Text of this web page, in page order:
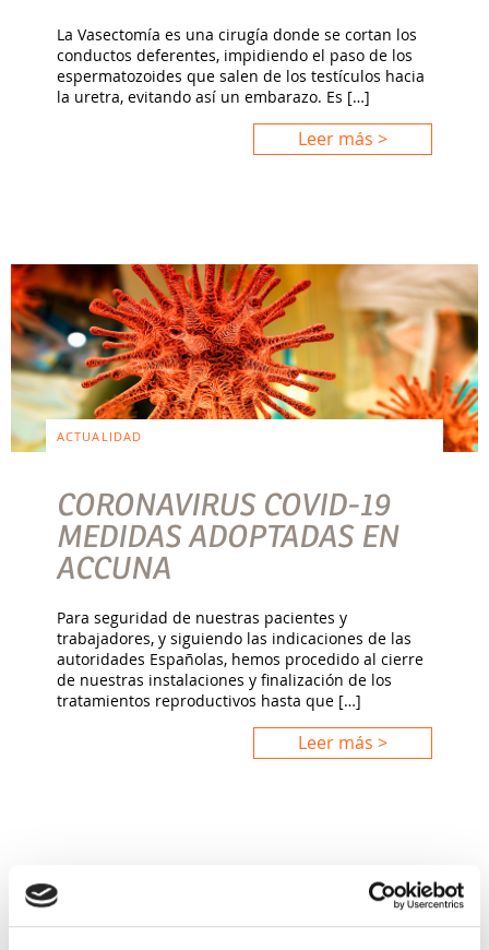
La Vasectomía es una cirugía donde se cortan los
conductos deferentes, impidiendo el paso de los
espermatozoides que salen de los testículos hacia
la uretra, evitando así un embarazo. Es […]
Leer más >
ACTUALIDAD
CORONAVIRUS COVID-19
MEDIDAS ADOPTADAS EN
ACCUNA
Para seguridad de nuestras pacientes y
trabajadores, y siguiendo las indicaciones de las
autoridades Españolas, hemos procedido al cierre
de nuestras instalaciones y finalización de los
tratamientos reproductivos hasta que […]
Leer más >